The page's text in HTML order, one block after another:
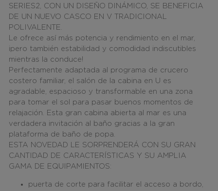
SERIES2, CON UN DISEÑO DINÁMICO, SE BENEFICIA
DE UN NUEVO CASCO EN V TRADICIONAL
POLIVALENTE.
Le ofrece así más potencia y rendimiento en el mar,
¡pero también estabilidad y comodidad indiscutibles
mientras la conduce!
Perfectamente adaptada al programa de crucero
costero familiar, el salón de la cabina en U es
agradable, espacioso y transformable en una zona
para tomar el sol para pasar buenos momentos de
relajación. Esta gran cabina abierta al mar es una
verdadera invitación al baño gracias a la gran
plataforma de baño de popa.
ESTA NOVEDAD LE SORPRENDERÁ CON SU G RAN
CANTIDAD DE CARACTERÍSTICAS Y SU AMPLIA
GAMA DE EQUIPAMIENTOS:
puerta de corte para facilitar el acceso a bordo,